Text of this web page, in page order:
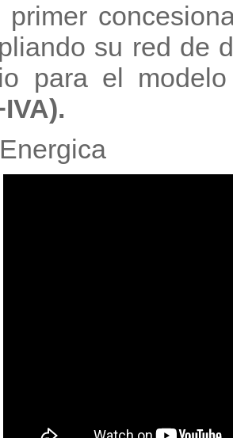
su red de
para el